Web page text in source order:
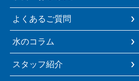
よくあるご質問
水のコラム
スタッフ紹介